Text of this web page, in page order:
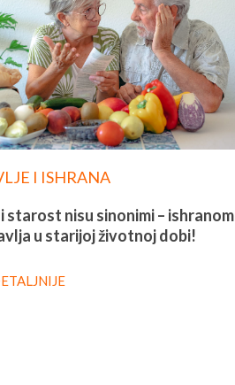
I ISHRANA
starost nisu sinonimi – ishranom
u starijoj životnoj dobi!